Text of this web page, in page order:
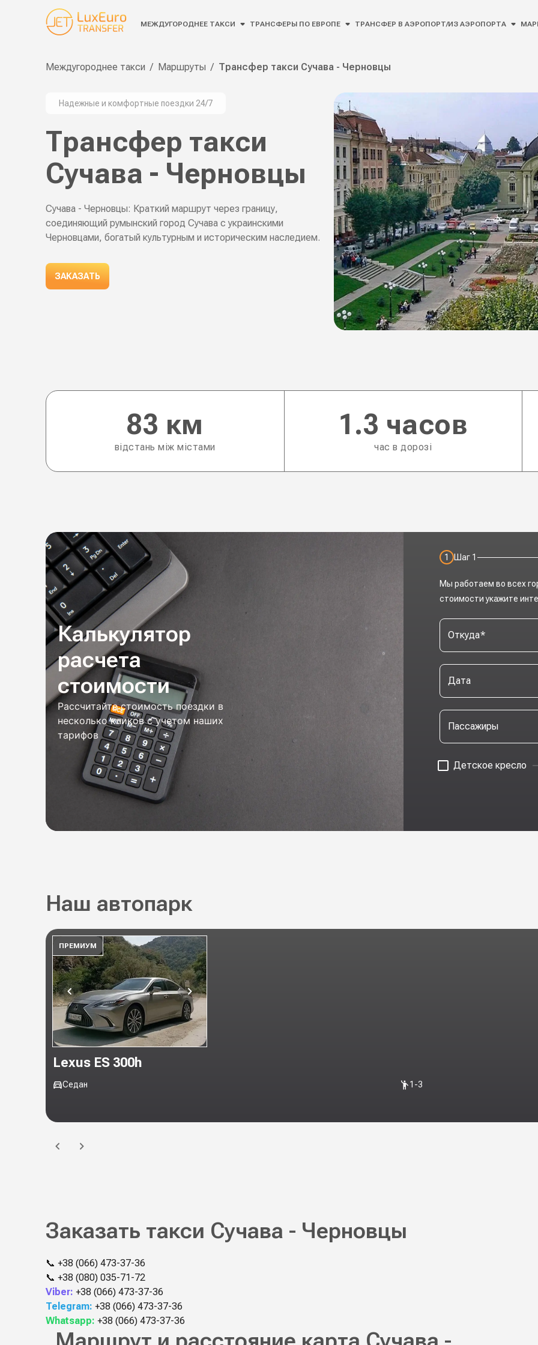
МЕЖДУГОРОДНЕЕ ТАКСИ ТРАНСФЕРЫ ПО ЕВРОПЕ ТРАНСФЕР В АЭРОПОРТ/ИЗ АЭРОПОРТА
Междугороднее такси / Маршруты / Трансфер такси Сучава - Черновцы
Надежные и комфортные поездки 24/7
Трансфер такси
Сучава - Черновцы
Сучава - Черновцы: Краткий маршрут через границу,
соединяющий румынский город Сучава с украинскими
Черновцами, богатый культурным и историческим наследием.
ЗАКАЗАТЬ
відстань між містами
83 км
час в дорозі
1.3 часов
Калькулятор
расчета
стоимости
Рассчитайте стоимость поездки в
несколько кликов с учетом наших
тарифов
1 Шаг 1
Мы работаем во всех
стоимости укажите
Откуда*
Дата
Пассажиры
Детское кресло
Наш автопарк
ПРЕМИУМ
Lexus ES 300h
Седан 1-3
Заказать такси Сучава - Черновцы
📞 +38 (066) 473-37-36
📞 +38 (080) 035-71-72
Viber: +38 (066) 473-37-36
Telegram: +38 (066) 473-37-36
Whatsapp: +38 (066) 473-37-36